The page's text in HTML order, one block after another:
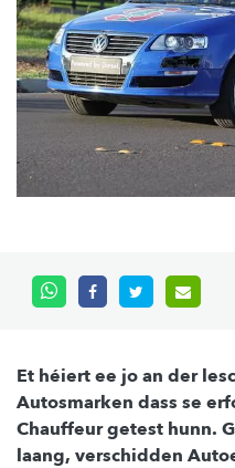
Et héiert ee jo an der
Autosmarken dass se
Chauffeur getest hunn.
laang, verschidden